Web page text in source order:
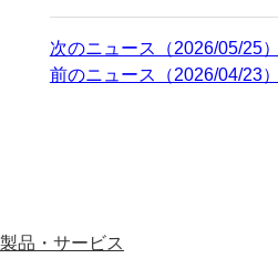
次のニュース（2026/05/25）
前のニュース（2026/04/23）
製品・サービス